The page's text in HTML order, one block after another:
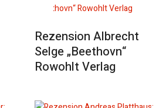
Rezension Albrecht
Selge „Beethovn“
Rowohlt Verlag